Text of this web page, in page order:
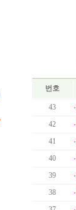
번호
43
42
41
40
39
38